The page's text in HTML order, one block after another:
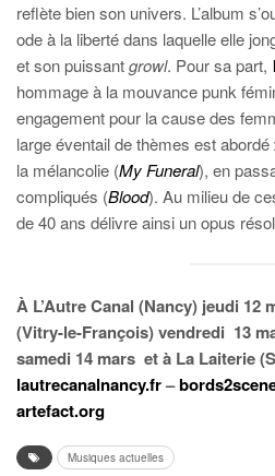
reflète bien son univers. L’album
ode à la liberté dans laquelle elle
et son puissantgrowl. Pour sa part,
hommage à la mouvance punk
engagement pour la cause des
large éventail de thèmes est abordé
la mélancolie (My Funeral), en
compliqués (Blood). Au milieu de
de 40 ans délivre ainsi un opus
À L’Autre Canal (Nancy) jeudi 12
(Vitry-le-François) vendredi 13
samedi 14 mars et à La Laiterie
lautrecanalnancy.fr–
artefact.org
Musiques actuelles